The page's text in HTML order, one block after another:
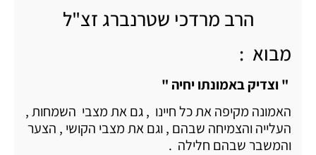
הרב מרדכי שטרנברג זצ"ל
מבוא :
" וצדיק באמונתו יחיה "
האמונה מקיפה את כל חיינו , גם את מצבי השמחות ,
העלייה והצמיחה שבהם , וגם את מצבי הקושי , הצער
והמשבר שבהם חלילה .